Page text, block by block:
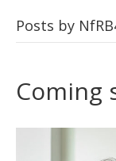
Posts by
Coming